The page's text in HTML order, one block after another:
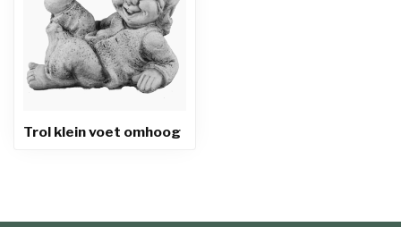
Trol klein voet omhoog